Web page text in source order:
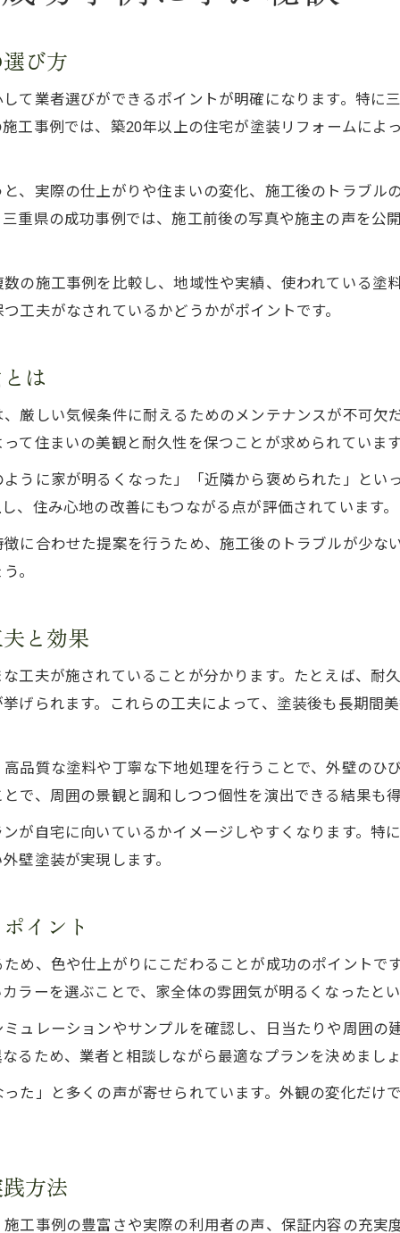
三重県で人気の外壁塗装テクニックを紹介
美観を保つ外壁塗装の具体的な選び方とは
外壁塗装事例が教える業者選びの重要性
実例に見る外壁塗装の成功と失敗の分かれ目
三重県で信頼される外壁塗装業者の特徴
外壁塗装の比較で失敗を防ぐチェック項目
外壁塗装で避けたい色とその理由を解説
色の組み合わせが外壁塗装成功のカギに
外壁塗装で人気のカラー傾向と選び方
外壁塗装の事例に学ぶ色選びのポイント
外壁塗装のやり方で住まいが生まれ変わる理由
耐久性重視の外壁塗装やり方を事例で紹介
外壁塗装で新しい住まいを実感できる理由
長寿命を実現した外壁塗装の実践的対策
び方
て業者選びができるポイントが明確になります。特に
工事例では、築20年以上の住宅が塗装リフォームによ
、実際の仕上がりや住まいの変化、施工後のトラブル
重県の成功事例では、施工前後の写真や施主の声を公
の施工事例を比較し、地域性や実績、使われている塗
工夫がなされているかどうかがポイントです。
は
厳しい気候条件に耐えるためのメンテナンスが不可欠
て住まいの美観と耐久性を保つことが求められていま
うに家が明るくなった」「近隣から褒められた」とい
、住み心地の改善にもつながる点が評価されています。
に合わせた提案を行うため、施工後のトラブルが少な
。
と効果
工夫が施されていることが分かります。たとえば、耐
げられます。これらの工夫によって、塗装後も長期間
品質な塗料や丁寧な下地処理を行うことで、外壁のひ
で、周囲の景観と調和しつつ個性を演出できる結果も
が自宅に向いているかイメージしやすくなります。特
壁塗装が実現します。
イント
め、色や仕上がりにこだわることが成功のポイントで
ラーを選ぶことで、家全体の雰囲気が明るくなったと
ュレーションやサンプルを確認し、日当たりや周囲の
るため、業者と相談しながら最適なプランを決めまし
た」と多くの声が寄せられています。外観の変化だけ
方法
工事例の豊富さや実際の利用者の声、保証内容の充実